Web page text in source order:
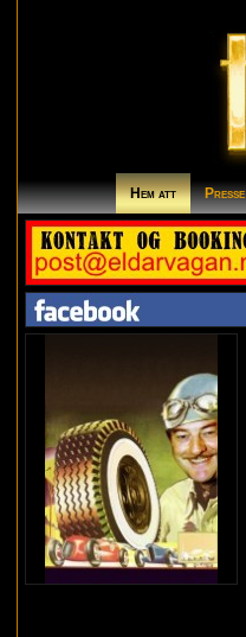
Hem att Presse